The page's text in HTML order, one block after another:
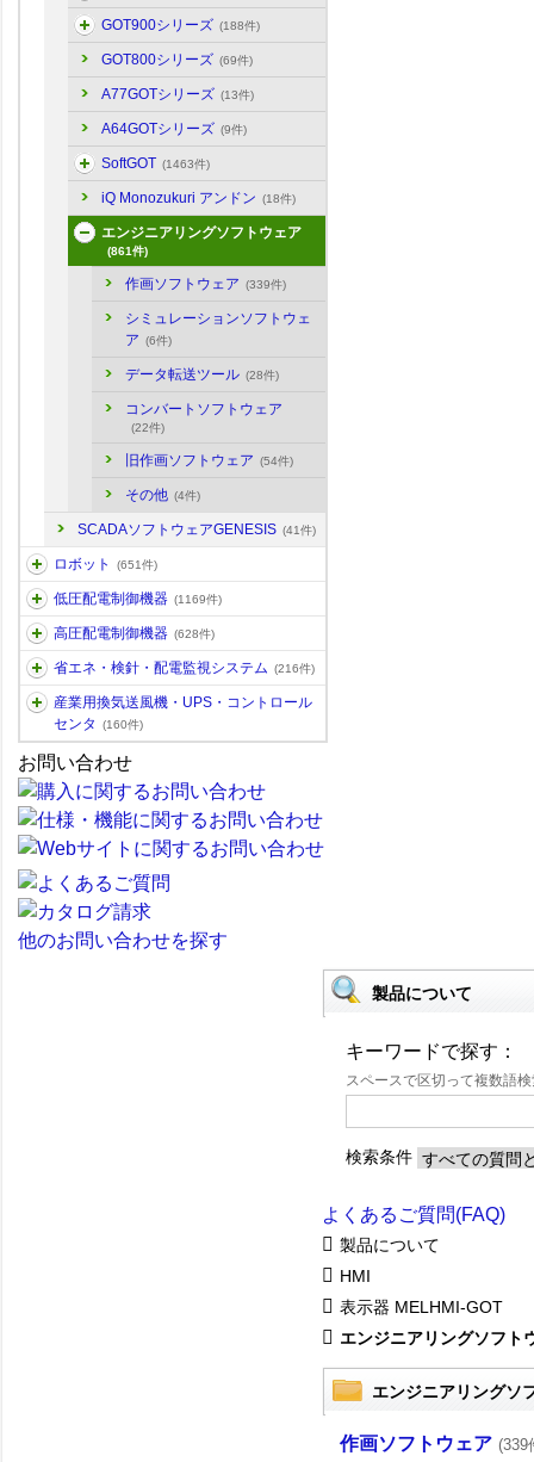
GOT900シリーズ (188件)
GOT800シリーズ (69件)
A77GOTシリーズ (13件)
A64GOTシリーズ (9件)
SoftGOT (1463件)
iQ Monozukuri アンドン (18件)
エンジニアリングソフトウェア
(861件)
作画ソフトウェア (339件)
シミュレーションソフトウェ
ア (6件)
データ転送ツール (28件)
コンバートソフトウェア
(22件)
旧作画ソフトウェア (54件)
その他 (4件)
SCADAソフトウェアGENESIS (41件)
ロボット (651件)
低圧配電制御機器 (1169件)
高圧配電制御機器 (628件)
省エネ・検針・配電監視システム (216件)
産業用換気送風機・UPS・コントロール
センタ
(160件)
お問い合わせ
他のお問い合わせを探す
製品について
キーワードで探す：
スペースで区切って複数語
検索条件
よくあるご質問(FAQ)
製品について
HMI
表示器 MELHMI-GOT
エンジニアリングソフト
エンジニアリングソ
作画ソフトウェア (339